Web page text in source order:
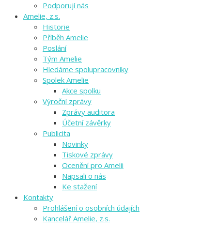
Podporují nás
Amelie, z.s.
Historie
Příběh Amelie
Poslání
Tým Amelie
Hledáme spolupracovníky
Spolek Amelie
Akce spolku
Výroční zprávy
Zprávy auditora
Účetní závěrky
Publicita
Novinky
Tiskové zprávy
Ocenění pro Amelii
Napsali o nás
Ke stažení
Kontakty
Prohlášení o osobních údajích
Kancelář Amelie, z.s.